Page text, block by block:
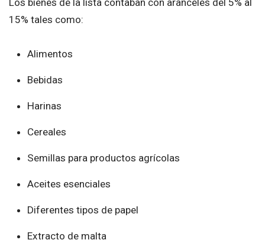
15% tales como:
Alimentos
Bebidas
Harinas
Cereales
Semillas para productos agrícolas
Aceites esenciales
Diferentes tipos de papel
Extracto de malta